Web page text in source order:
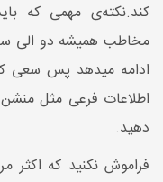
کند.نکته‌ی مهمی که
مخاطب همیشه دو الی
ادامه میدهد پس سعی
اطلاعات فرعی مثل
دهید.
فراموش نکنید که اکثر